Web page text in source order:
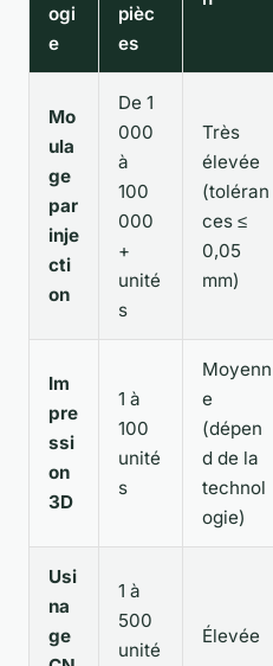
ogi
e
pièc
es
Mo
ula
ge
par
inje
cti
on
De 1
000
à
100
000
+
unité
s
Très
élevée
(toléran
ces ≤
0,05
mm)
Im
pre
ssi
on
3D
1 à
100
unité
s
Moyenn
e
(dépen
d de la
technol
ogie)
Usi
na
ge
1 à
500
unité
Élevée